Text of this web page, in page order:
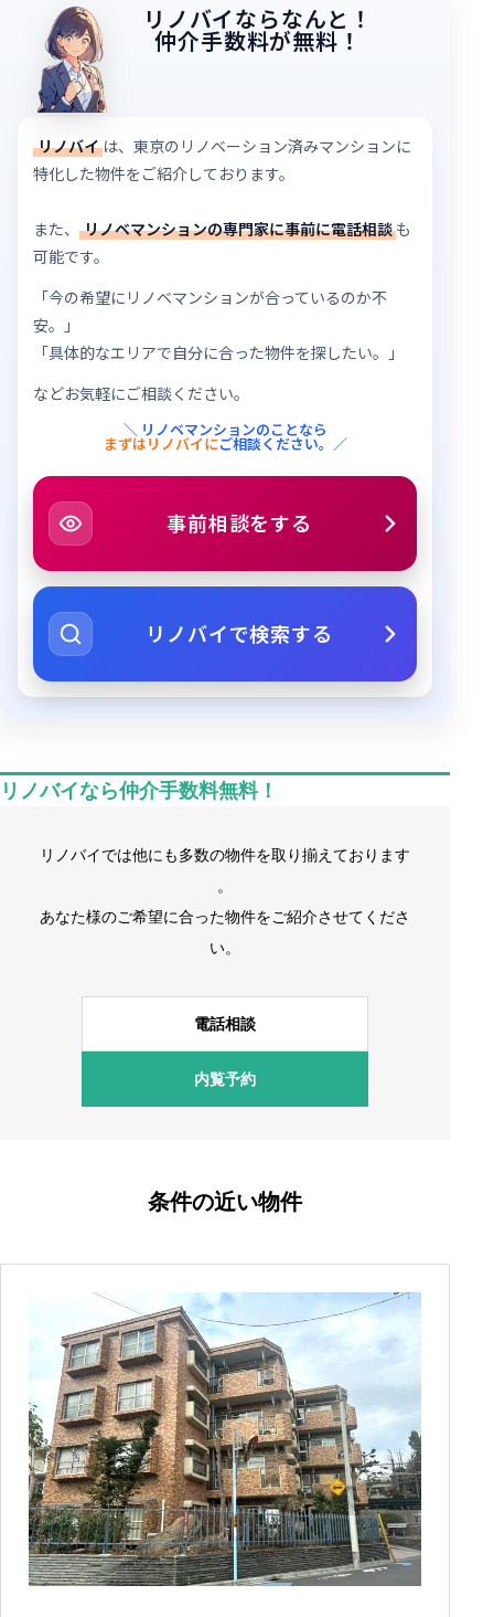
リノバイならなんと！
仲介手数料が無料！
リノバイ は、東京のリノベーション済みマンションに
特化した物件をご紹介しております。
また、 リノベマンションの専門家に事前に電話相談 も
可能です。
「今の希望にリノベマンションが合っているのか不
安。」
「具体的なエリアで自分に合った物件を探したい。」
などお気軽にご相談ください。
＼ リノベマンションのことなら
まずはリノバイにご相談ください。／
事前相談をする
リノバイで検索する
リノバイなら仲介手数料無料！
リノバイでは他にも多数の物件を取り揃えております
。
あなた様のご希望に合った物件をご紹介させてくださ
い。
電話相談
内覧予約
条件の近い物件